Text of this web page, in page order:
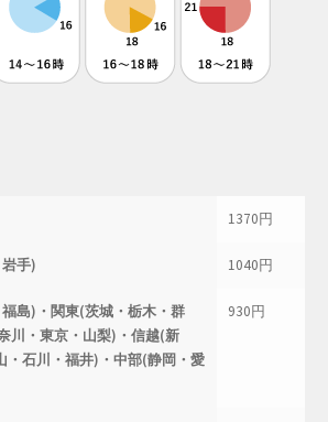
表記
1370円
手) 1040円
島)・関東(茨城・栃木・群
川・東京・山梨)・信越(新
・石川・福井)・中部(静岡・愛
930円